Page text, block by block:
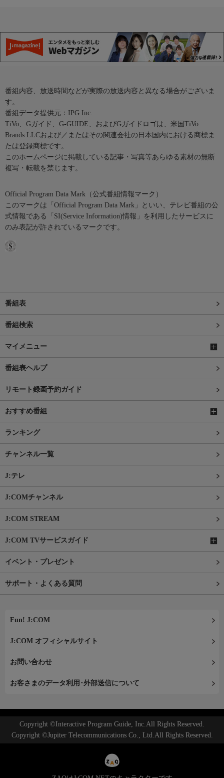
番組内容、放送時間などが実際の放送内容と異なる場合がございま
す。
番組データ提供元：IPG Inc.
TiVo、Gガイド、G-GUIDE、およびGガイドロゴは、米国TiVo
Brands LLCおよび／またはその関連会社の日本国内における商標ま
たは登録商標です。
このホームページに掲載している記事・写真等あらゆる素材の無断
複写・転載を禁じます。
Official Program Data Mark（公式番組情報マーク）
このマークは「Official Program Data Mark」といい、テレビ番組の公
式情報である「SI(Service Information)情報」を利用したサービスに
のみ表記が許されているマークです。
番組表
番組検索
マイメニュー
番組表ヘルプ
リモート録画予約ガイド
おすすめ番組
ランキング
チャンネル一覧
J:テレ
J:COMチャンネル
J:COM STREAM
J:COM TVサービスガイド
イベント・プレゼント
サポート・よくある質問
Fun! J:COM
J:COM オフィシャルサイト
お問い合わせ
お客さまのデータ利用･外部送信について
Copyright ©Interactive Program Guide, Inc.All Rights Reserved.
Copyright ©Jupiter Telecommunications Co., Ltd.All Rights Reserved.